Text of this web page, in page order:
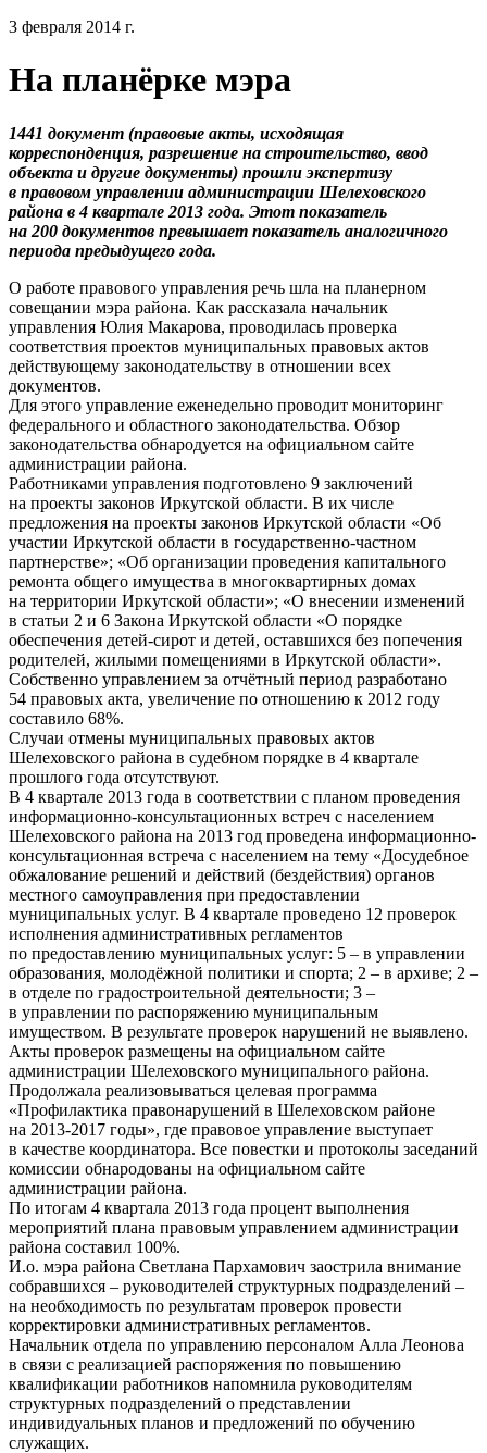
3 февраля 2014 г.
На планёрке мэра
1441 документ (правовые акты, исходящая
корреспонденция, разрешение на строительство, ввод
объекта и другие документы) прошли экспертизу
в правовом управлении администрации Шелеховского
района в 4 квартале 2013 года. Этот показатель
на 200 документов превышает показатель аналогичного
периода предыдущего года.
О работе правового управления речь шла на планерном
совещании мэра района. Как рассказала начальник
управления Юлия Макарова, проводилась проверка
соответствия проектов муниципальных правовых актов
действующему законодательству в отношении всех
документов.
Для этого управление еженедельно проводит мониторинг
федерального и областного законодательства. Обзор
законодательства обнародуется на официальном сайте
администрации района.
Работниками управления подготовлено 9 заключений
на проекты законов Иркутской области. В их числе
предложения на проекты законов Иркутской области «Об
участии Иркутской области в государственно-частном
партнерстве»; «Об организации проведения капитального
ремонта общего имущества в многоквартирных домах
на территории Иркутской области»; «О внесении изменений
в статьи 2 и 6 Закона Иркутской области «О порядке
обеспечения детей-сирот и детей, оставшихся без попечения
родителей, жилыми помещениями в Иркутской области».
Собственно управлением за отчётный период разработано
54 правовых акта, увеличение по отношению к 2012 году
составило 68%.
Случаи отмены муниципальных правовых актов
Шелеховского района в судебном порядке в 4 квартале
прошлого года отсутствуют.
В 4 квартале 2013 года в соответствии с планом проведения
информационно-консультационных встреч с населением
Шелеховского района на 2013 год проведена информационно-
консультационная встреча с населением на тему «Досудебное
обжалование решений и действий (бездействия) органов
местного самоуправления при предоставлении
муниципальных услуг. В 4 квартале проведено 12 проверок
исполнения административных регламентов
по предоставлению муниципальных услуг: 5 – в управлении
образования, молодёжной политики и спорта; 2 – в архиве; 2 –
в отделе по градостроительной деятельности; 3 –
в управлении по распоряжению муниципальным
имуществом. В результате проверок нарушений не выявлено.
Акты проверок размещены на официальном сайте
администрации Шелеховского муниципального района.
Продолжала реализовываться целевая программа
«Профилактика правонарушений в Шелеховском районе
на 2013-2017 годы», где правовое управление выступает
в качестве координатора. Все повестки и протоколы заседаний
комиссии обнародованы на официальном сайте
администрации района.
По итогам 4 квартала 2013 года процент выполнения
мероприятий плана правовым управлением администрации
района составил 100%.
И.о. мэра района Светлана Пархамович заострила внимание
собравшихся – руководителей структурных подразделений –
на необходимость по результатам проверок провести
корректировки административных регламентов.
Начальник отдела по управлению персоналом Алла Леонова
в связи с реализацией распоряжения по повышению
квалификации работников напомнила руководителям
структурных подразделений о представлении
индивидуальных планов и предложений по обучению
служащих.